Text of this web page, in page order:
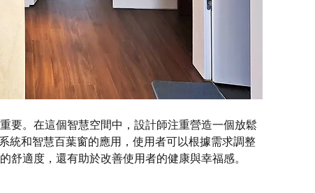
要。在這個智慧空間中，設計師注重營造一個放鬆
統和智慧百葉窗的應用，使用者可以根據需求調整
適度，還有助於改善使用者的健康與幸福感。